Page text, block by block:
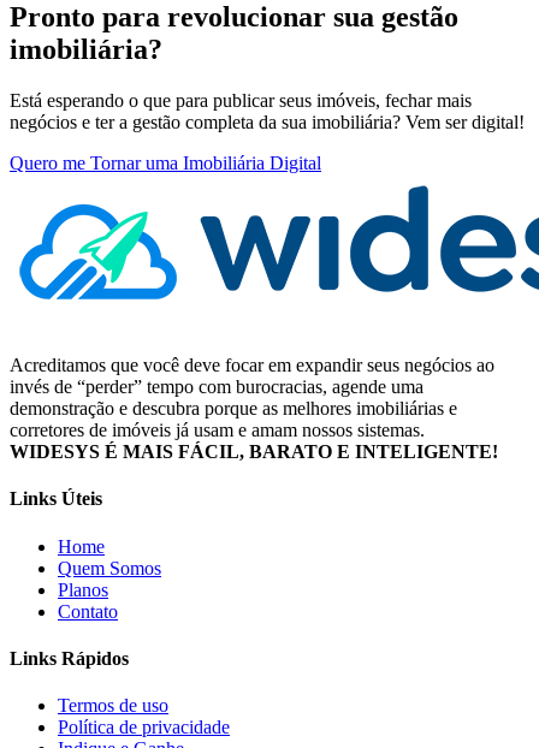
Pronto para revolucionar sua gestão
imobiliária?
Está esperando o que para publicar seus imóveis, fechar mais
negócios e ter a gestão completa da sua imobiliária? Vem ser digital!
Quero me Tornar uma Imobiliária Digital
Acreditamos que você deve focar em expandir seus negócios ao
invés de “perder” tempo com burocracias, agende uma
demonstração e descubra porque as melhores imobiliárias e
corretores de imóveis já usam e amam nossos sistemas.
WIDESYS É MAIS FÁCIL, BARATO E INTELIGENTE!
Links Úteis
Home
Quem Somos
Planos
Contato
Links Rápidos
Termos de uso
Política de privacidade